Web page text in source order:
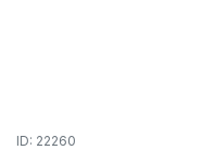
ID: 22260